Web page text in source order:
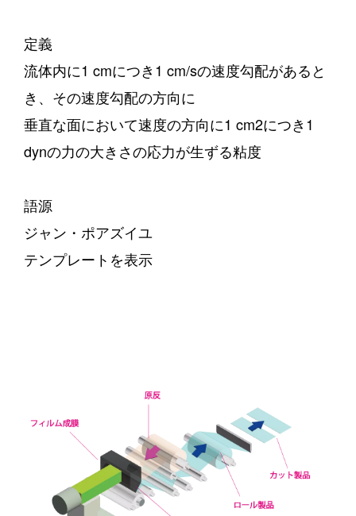
定義
流体内に1 cmにつき1 cm/sの速度勾配があると
き、その速度勾配の方向に
垂直な面において速度の方向に1 cm2につき1
dynの力の大きさの応力が生ずる粘度
語源
ジャン・ポアズイユ
テンプレートを表示